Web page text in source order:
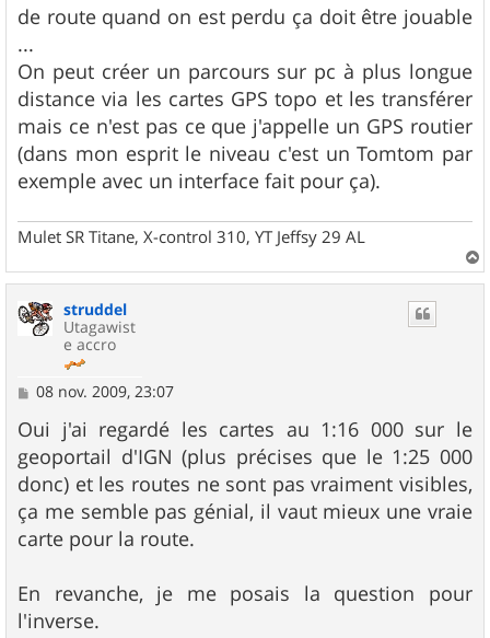
de route quand on est perdu ça doit être jouable
...
On peut créer un parcours sur pc à plus longue
distance via les cartes GPS topo et les transférer
mais ce n'est pas ce que j'appelle un GPS routier
(dans mon esprit le niveau c'est un Tomtom par
exemple avec un interface fait pour ça).
Mulet SR Titane, X-control 310, YT Jeffsy 29 AL
a
struddel
Utagawist
e accro
M
s
s
a
g
e
08 nov. 2009, 23:07
Oui j'ai regardé les cartes au 1:16 000 sur le
geoportail d'IGN (plus précises que le 1:25 000
donc) et les routes ne sont pas vraiment visibles,
ça me semble pas génial, il vaut mieux une vraie
carte pour la route.
En revanche, je me posais la question pour
l'inverse.